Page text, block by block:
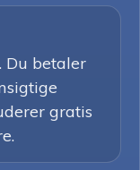
Du betaler
gratis